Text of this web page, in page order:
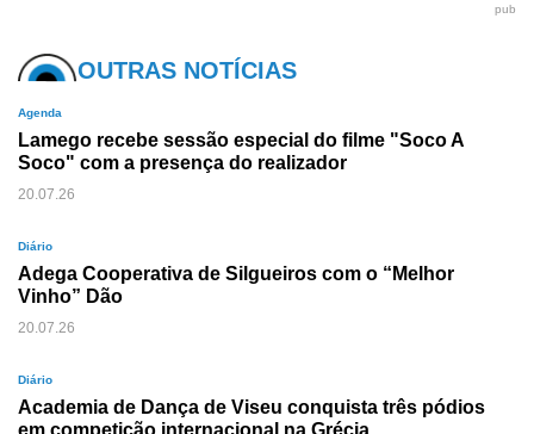
pub
OUTRAS NOTÍCIAS
Agenda
Lamego recebe sessão especial do filme "Soco A
Soco" com a presença do realizador
20.07.26
Diário
Adega Cooperativa de Silgueiros com o “Melhor
Vinho” Dão
20.07.26
Diário
Academia de Dança de Viseu conquista três pódios
em competição internacional na Grécia